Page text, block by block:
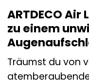
ARTDECO Air
zu einem
Träumst du von